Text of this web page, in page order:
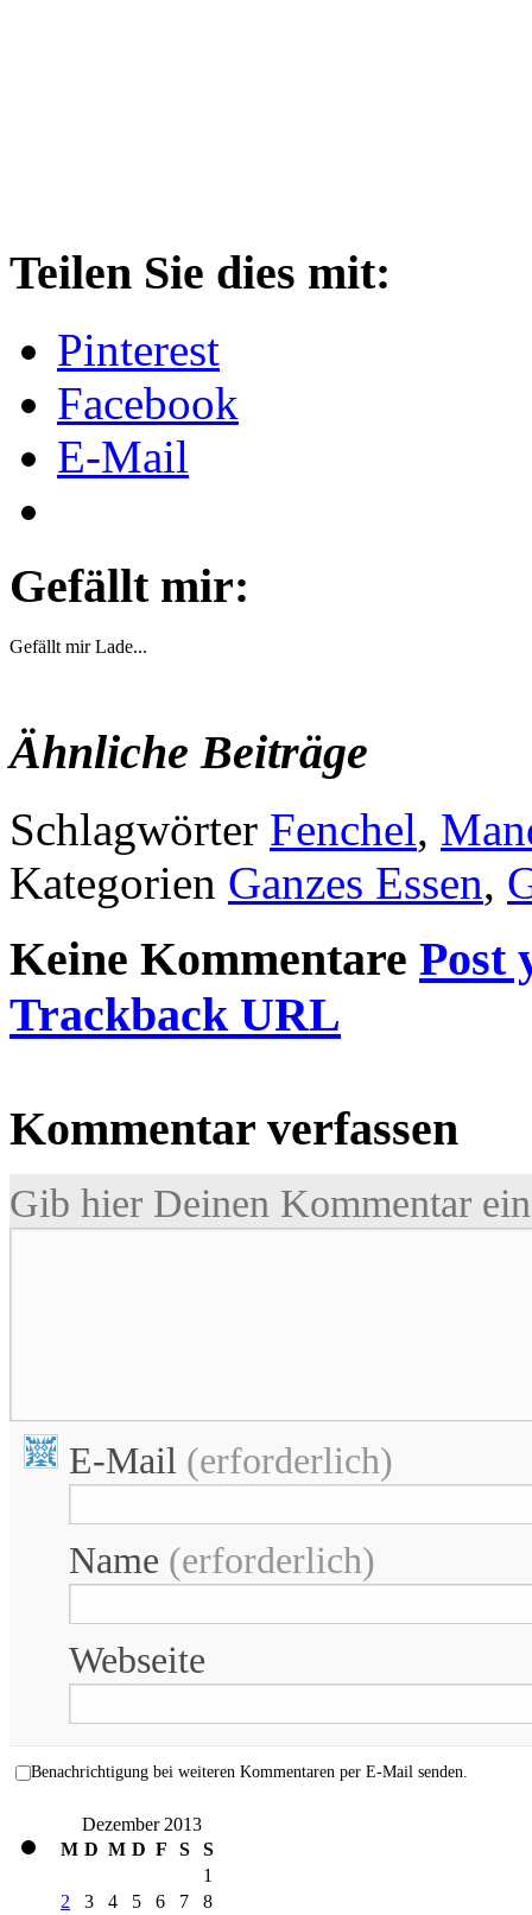
Teilen Sie dies mit:
Pinterest
Facebook
E-Mail
Gefällt mir:
Gefällt mir Lade...
Ähnliche Beiträge
Schlagwörter Fenchel,
Kategorien Ganzes Essen,
Keine Kommentare Post
Trackback URL
Kommentar verfassen
Gib hier Deinen Kommentar
E-Mail (erforderlich)
Name (erforderlich)
Webseite
Benachrichtigung bei weiteren Kommentaren per E-Mail senden.
Dezember 2013
M D M D F S S
1
2
3 4 5 6 7
8